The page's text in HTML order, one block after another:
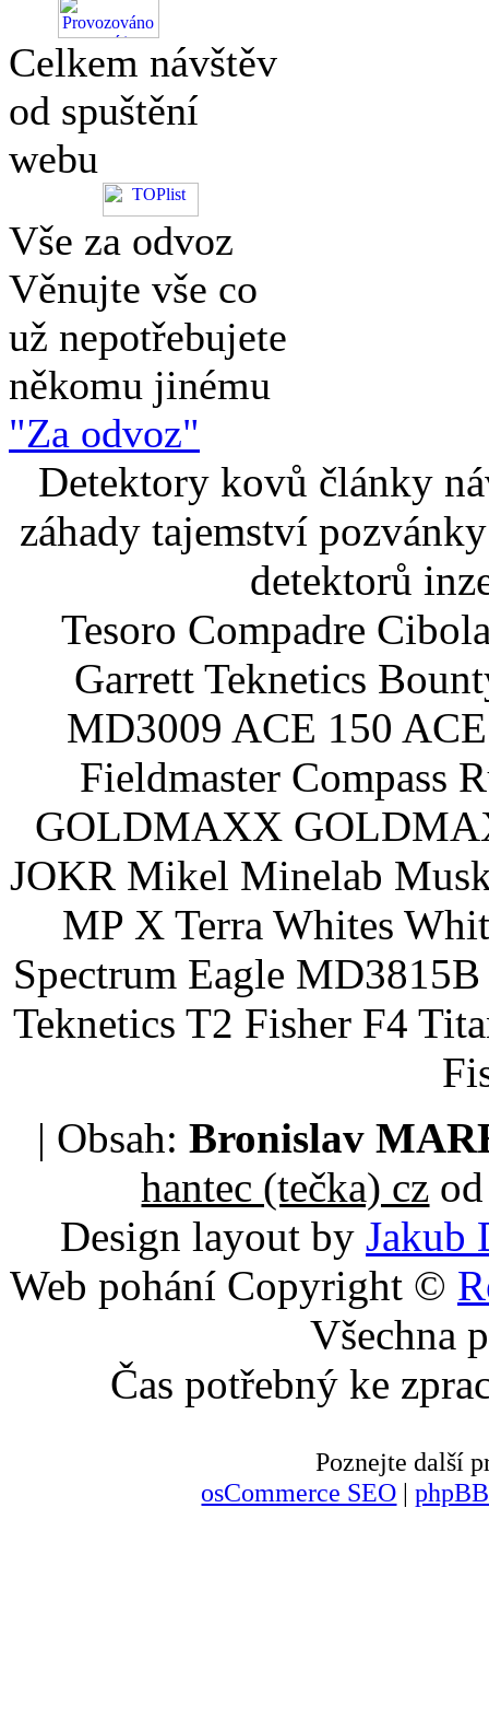
Celkem návštěv
od spuštění
webu
Vše za odvoz
Věnujte vše co
už nepotřebujete
někomu jinému
"Za odvoz"
Detektory kovů články
záhady tajemství
detektorů
Tesoro Compadre
Garrett Teknetics
MD3009 ACE 150
Fieldmaster Compass
GOLDMAXX
JOKR Mikel Minelab
MP X Terra Whites
Spectrum Eagle
Teknetics T2 Fisher F4
| Obsah: Bronislav
hantec (tečka) cz
Design layout by Jakub
Web pohání Copyright ©
Všechna
Čas potřebný ke
Poznejte další
osCommerce SEO |